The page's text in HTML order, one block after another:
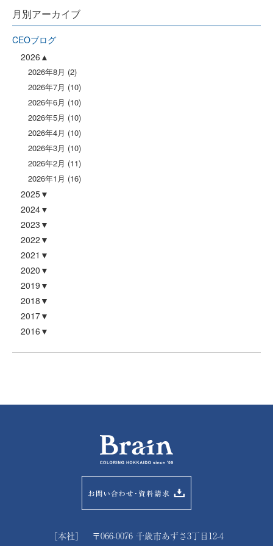
月別アーカイブ
CEOブログ
2026
2026年8月 (2)
2026年7月 (10)
2026年6月 (10)
2026年5月 (10)
2026年4月 (10)
2026年3月 (10)
2026年2月 (11)
2026年1月 (16)
2025
2024
2023
2022
2021
2020
2019
2018
2017
2016
［本社］ 〒066-0076 千歳市あずさ3丁目12-4